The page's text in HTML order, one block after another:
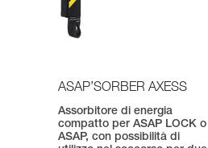
ASAP’SORBER AXESS
Assorbitore di energia
compatto per ASAP LOCK o
ASAP, con possibilità di